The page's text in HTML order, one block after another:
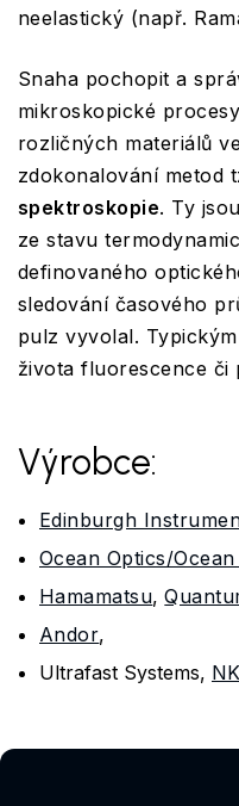
neelastický (např.
Snaha pochopit a
mikroskopické
rozličných materiálů
zdokonalování metod
spektroskopie. Ty
ze stavu
definovaného
sledování časového
pulz vyvolal.
života fluorescence či
Výrobce:
Edinburgh
Ocean Optics/
Hamamatsu,
Andor,
Ultrafast Systems,